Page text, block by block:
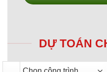
DỰ TOÁN